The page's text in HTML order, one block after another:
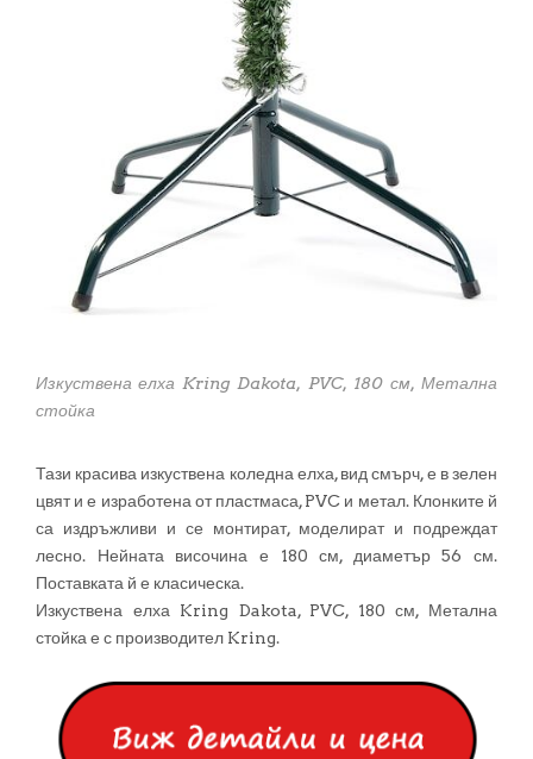
Изкуствена елха Kring Dakota, PVC, 180 см, Метална
стойка
Тази красива изкуствена коледна елха, вид смърч, е в зелен
цвят и е изработена от пластмаса, PVC и метал. Клонките й
са издръжливи и се монтират, моделират и подреждат
лесно. Нейната височина е 180 см, диаметър 56 см.
Поставката й е класическа.
Изкуствена елха Kring Dakota, PVC, 180 см, Метална
стойка е с производител Kring.